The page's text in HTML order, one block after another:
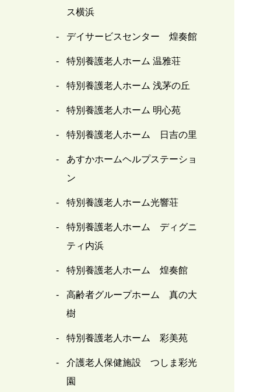
ス横浜
デイサービスセンター 煌奏館
特別養護老人ホーム 温雅荘
特別養護老人ホーム 浅茅の丘
特別養護老人ホーム 明心苑
特別養護老人ホーム 日吉の里
あすかホームヘルプステーショ
ン
特別養護老人ホーム光響荘
特別養護老人ホーム ディグニ
ティ内浜
特別養護老人ホーム 煌奏館
高齢者グループホーム 真の大
樹
特別養護老人ホーム 彩美苑
介護老人保健施設 つしま彩光
園